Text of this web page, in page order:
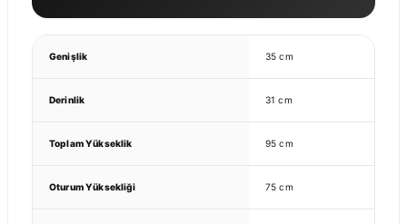
Genişlik 35 cm
Derinlik 31 cm
Toplam Yükseklik 95 cm
Oturum Yüksekliği 75 cm